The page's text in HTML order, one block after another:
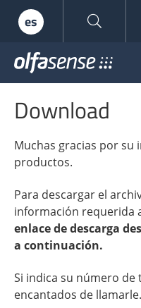
es
Download
Muchas gracias por su
productos.
Para descargar el
información requerida
enlace de descarga
a continuación.
Si indica su número
encantados de llamarle.